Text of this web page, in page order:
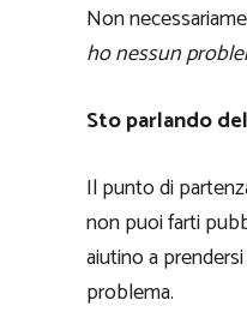
Non
ho nessun
Sto parlando
Il punto di
non puoi farti
aiutino a
problema.